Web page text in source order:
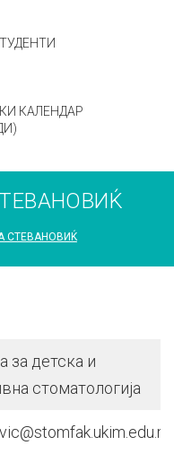
КАЛЕНДАР
СТЕВАНОВИЌ
за детска и
стоматологија